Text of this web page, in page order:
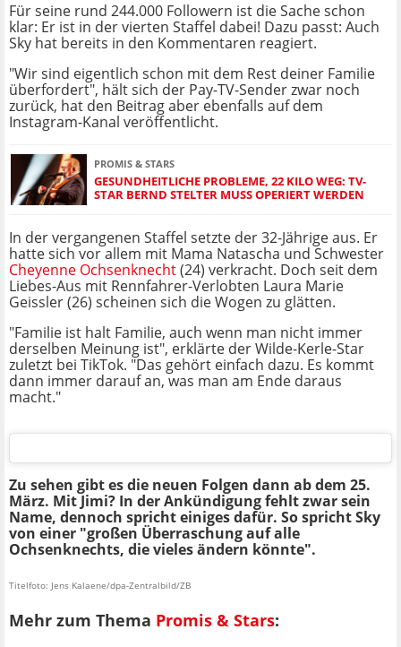
Für seine rund 244.000 Followern ist die Sache schon
klar: Er ist in der vierten Staffel dabei! Dazu passt: Auch
Sky hat bereits in den Kommentaren reagiert.
"Wir sind eigentlich schon mit dem Rest deiner Familie
überfordert", hält sich der Pay-TV-Sender zwar noch
zurück, hat den Beitrag aber ebenfalls auf dem
Instagram-Kanal veröffentlicht.
PROMIS & STARS
GESUNDHEITLICHE PROBLEME, 22 KILO WEG: TV-
STAR BERND STELTER MUSS OPERIERT WERDEN
In der vergangenen Staffel setzte der 32-Jährige aus. Er
hatte sich vor allem mit Mama Natascha und Schwester
Cheyenne Ochsenknecht(24) verkracht. Doch seit dem
Liebes-Aus mit Rennfahrer-Verlobten Laura Marie
Geissler (26) scheinen sich die Wogen zu glätten.
"Familie ist halt Familie, auch wenn man nicht immer
derselben Meinung ist", erklärte der Wilde-Kerle-Star
zuletzt bei TikTok. "Das gehört einfach dazu. Es kommt
dann immer darauf an, was man am Ende daraus
macht."
Zu sehen gibt es die neuen Folgen dann ab dem 25.
März. Mit Jimi? In der Ankündigung fehlt zwar sein
Name, dennoch spricht einiges dafür. So spricht Sky
von einer "großen Überraschung auf alle
Ochsenknechts, die vieles ändern könnte".
Titelfoto: Jens Kalaene/dpa-Zentralbild/ZB
Mehr zum Thema Promis & Stars: